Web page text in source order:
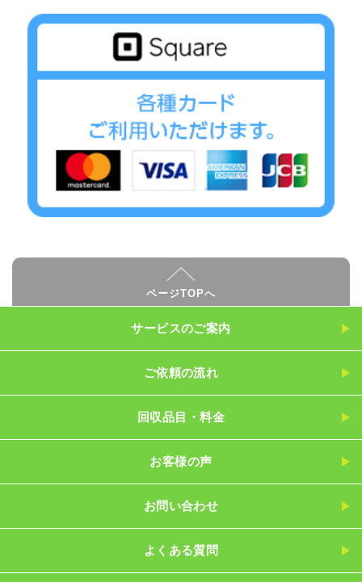
ページTOPへ
サービスのご案内
ご依頼の流れ
回収品目・料金
お客様の声
お問い合わせ
よくある質問